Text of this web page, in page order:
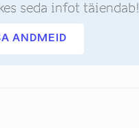
seda infot täiendab!
ANDMEID